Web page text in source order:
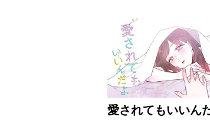
愛されてもいいん